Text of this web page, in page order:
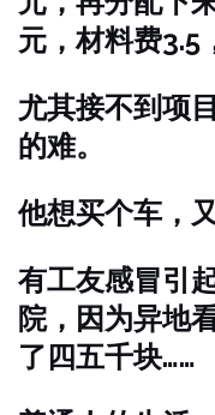
元，材料费3.5
尤其接不到项
的难。
他想买个车，
有工友感冒引
院，因为异地
了四五千块……